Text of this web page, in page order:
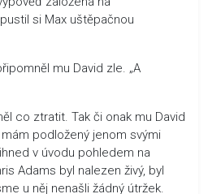
si Max uštěpačnou
mu David zle. „A
co ztratit. Tak či onak mu David
podložený jenom svými
v úvodu pohledem na
Adams byl nalezen živý, byl
u něj nenašli žádný útržek.